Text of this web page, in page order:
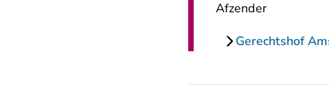
Afzender
Gerechtshof